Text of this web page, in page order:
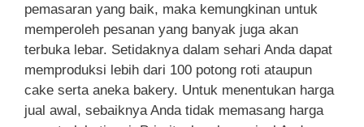
pemasaran yang baik, maka kemungkinan untuk
memperoleh pesanan yang banyak juga akan
terbuka lebar. Setidaknya dalam sehari Anda dapat
memproduksi lebih dari 100 potong roti ataupun
cake serta aneka bakery. Untuk menentukan harga
jual awal, sebaiknya Anda tidak memasang harga